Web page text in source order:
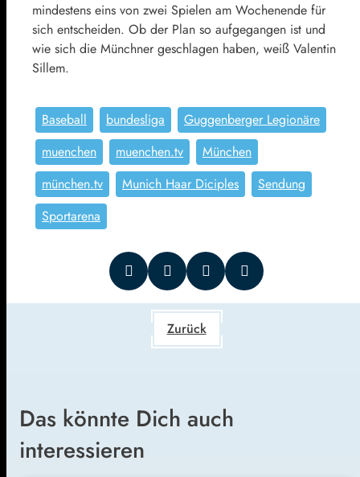
mindestens eins von zwei Spielen am Wochenende für
sich entscheiden. Ob der Plan so aufgegangen ist und
wie sich die Münchner geschlagen haben, weiß Valentin
Sillem.
Baseball bundesliga
Guggenberger Legionäre
muenchen
muenchen.tv
München
münchen.tv
Munich Haar Diciples
Sendung
Sportarena
Zurück
Das könnte Dich auch
interessieren